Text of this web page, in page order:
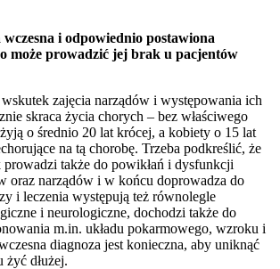
i odpowiednio postawiona
może prowadzić jej brak u pacjentów
zajęcia narządów i występowania ich
skraca życia chorych – bez właściwego
o średnio 20 lat krócej, a kobiety o 15 lat
na tą chorobę. Trzeba podkreślić, że
także do powikłań i dysfunkcji
oraz narządów i w końcu doprowadza do
i leczenia występują też równolegle
i neurologiczne, dochodzi także do
m.in. układu pokarmowego, wzroku i
diagnoza jest konieczna, aby uniknąć
żyć dłużej.